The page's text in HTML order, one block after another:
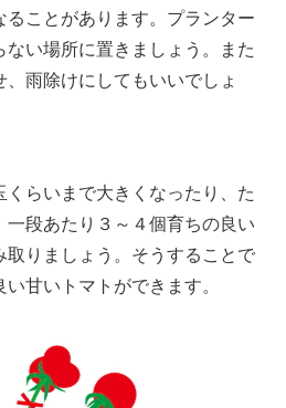
ことがあります。プランター
い場所に置きましょう。また
雨除けにしてもいいでしょ
くらいまで大きくなったり、た
一段あたり３～４個育ちの良い
りましょう。そうすることで
甘いトマトができます。